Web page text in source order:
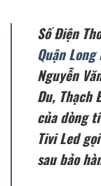
Số Điện
Quận Long
Nguyễn
Du, Thạch
của dòng
Tivi Led
sau bảo